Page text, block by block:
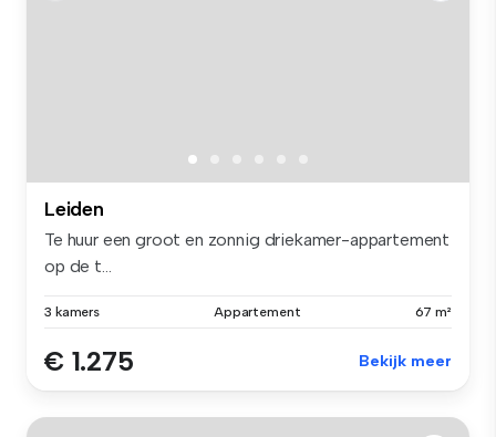
Leiden
Te huur een groot en zonnig driekamer-appartement
op de t...
3 kamers Appartement 67 m²
€ 1.275 Bekijk meer